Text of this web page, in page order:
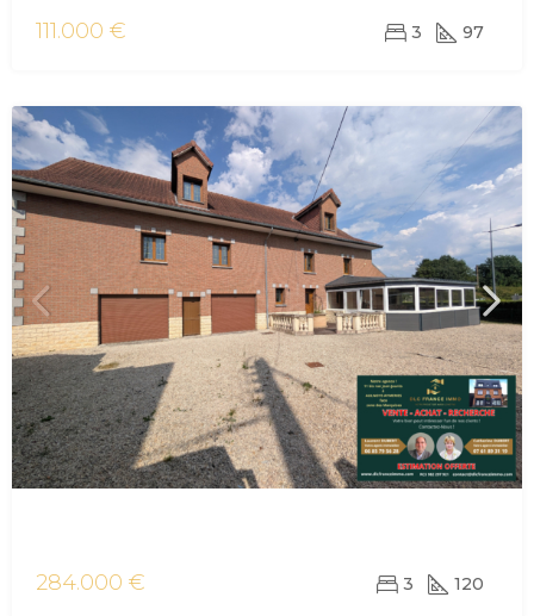
111.000 € 3 97
284.000 € 3 120